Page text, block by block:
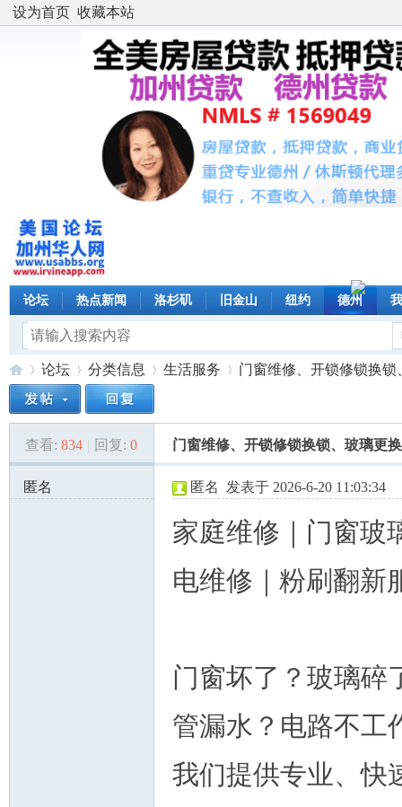
设为首页 收藏本站
论坛 热点新闻 洛杉矶 旧金山 纽约 德州
»
论坛
›
分类信息 生活服务
›
门窗维修、开锁修锁换锁
查看: 834 | 回复: 0 门窗维修、开锁修锁换锁、玻璃更
匿名
匿名 发表于 2026-6-20 11:03:34
家庭维修｜门窗玻
电维修｜粉刷翻新
门窗坏了？玻璃碎
管漏水？电路不工
我们提供专业、快